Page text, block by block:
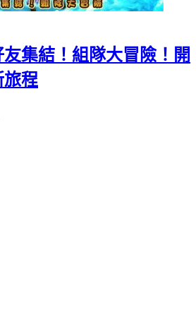
友集結！組隊大冒險！開
旅程